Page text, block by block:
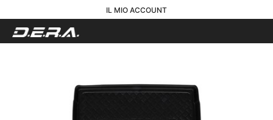
IL MIO ACCOUNT